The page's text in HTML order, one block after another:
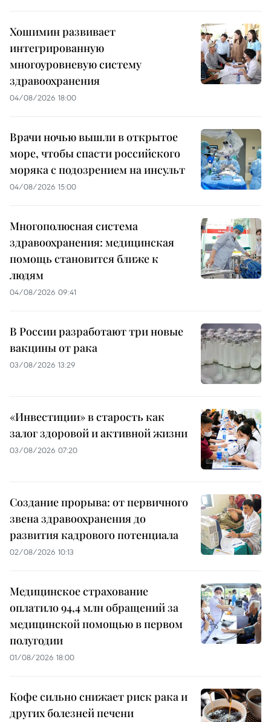
Хошимин развивает
интегрированную
многоуровневую систему
здравоохранения
04/08/2026 18:00
Врачи ночью вышли в открытое
море, чтобы спасти российского
моряка с подозрением на инсульт
04/08/2026 15:00
Многополюсная система
здравоохранения: медицинская
помощь становится ближе к
людям
04/08/2026 09:41
В России разработают три новые
вакцины от рака
03/08/2026 13:29
«Инвестиции» в старость как
залог здоровой и активной жизни
03/08/2026 07:20
Создание прорыва: от первичного
звена здравоохранения до
развития кадрового потенциала
02/08/2026 10:13
Медицинское страхование
оплатило 94,4 млн обращений за
медицинской помощью в первом
полугодии
01/08/2026 18:00
Кофе сильно снижает риск рака и
других болезней печени